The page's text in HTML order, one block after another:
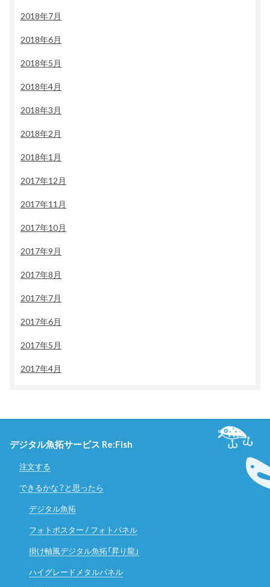
2018年7月
2018年6月
2018年5月
2018年4月
2018年3月
2018年2月
2018年1月
2017年12月
2017年11月
2017年10月
2017年9月
2017年8月
2017年7月
2017年6月
2017年5月
2017年4月
デジタル魚拓サービス Re:Fish
注文する
できるかな？と思ったら
デジタル魚拓
フォトポスター / フォトパネル
掛け軸風デジタル魚拓「昇り龍」
ハイグレードメタルパネル